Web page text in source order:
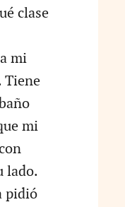
clase
mi
Tiene
mi
lado.
pidió